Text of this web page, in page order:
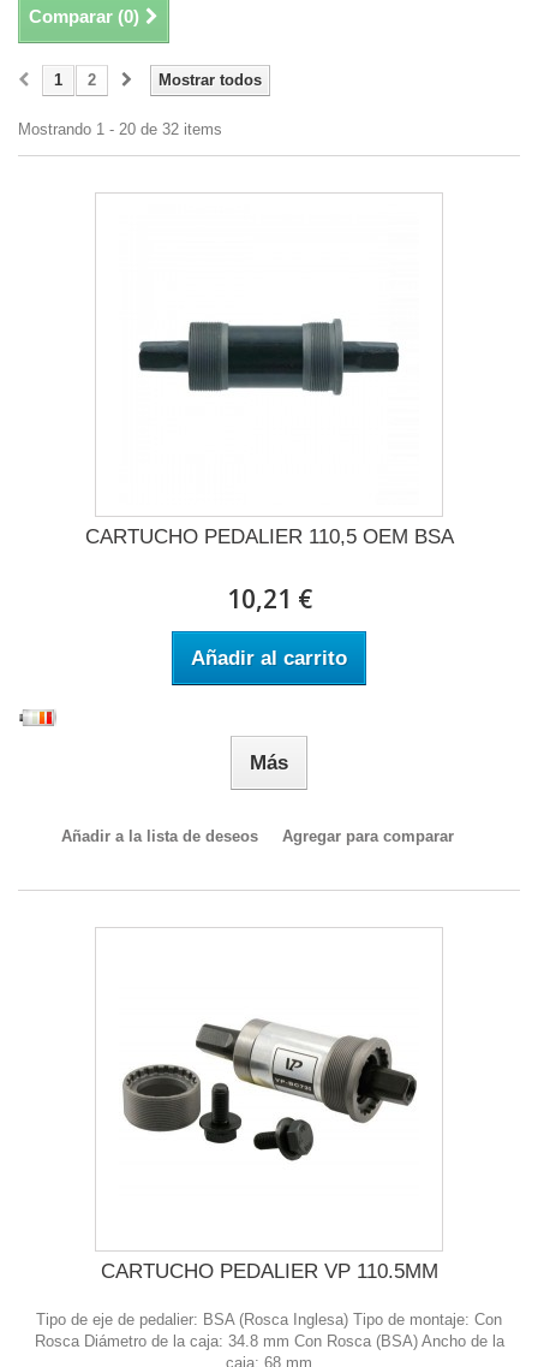
Comparar (0)
Mostrar todos
1 2
Mostrando 1 - 20 de 32 items
CARTUCHO PEDALIER 110,5 OEM BSA
10,21 €
Añadir al carrito
Más
Añadir a la lista de deseos Agregar para comparar
CARTUCHO PEDALIER VP 110.5MM
Tipo de eje de pedalier: BSA (Rosca Inglesa) Tipo de montaje: Con
Rosca Diámetro de la caja: 34.8 mm Con Rosca (BSA) Ancho de la
caja: 68 mm